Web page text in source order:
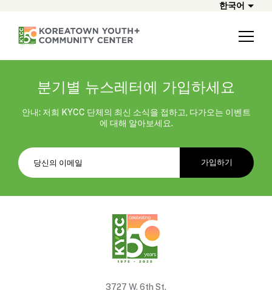
한국어
분기별 뉴스레터에 가입하세요
안내: 저희 KYCC 단체의 최신 소식을 접하고, 다가오는 이벤트
에 대해 알아보세요.
3727 W. 6th St.